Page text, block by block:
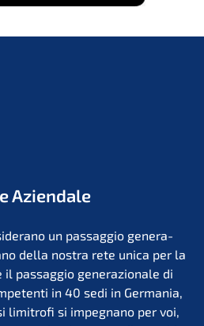
Aziendale
un passag­gio genera­
della nostra rete unica per la
il passag­gio genera­zio­na­le di
in 40 sedi in Germa­nia,
limit­ro­fi si impegna­no per voi,